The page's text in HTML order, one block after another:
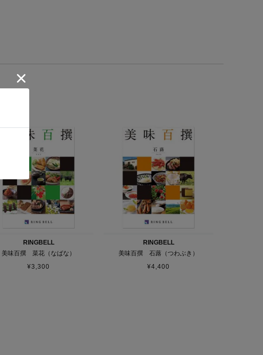
RINGBELL
美味百撰 菜花（なばな）
¥3,300
RINGBELL
美味百撰 石蕗（つわぶき）
¥4,400